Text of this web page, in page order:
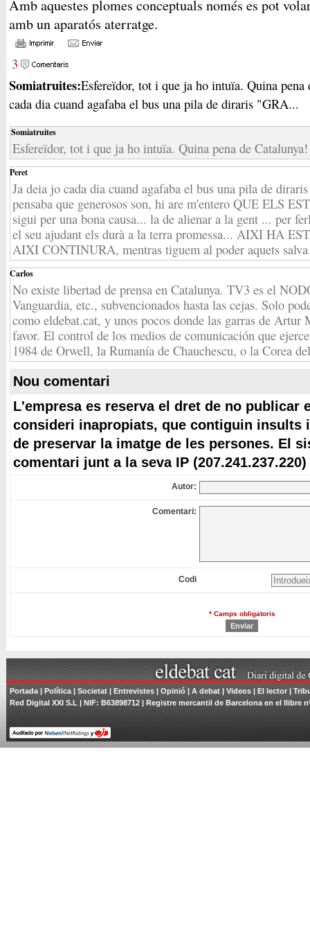
Amb aquestes plomes conceptuals només es pot
amb un aparatós aterratge.
3
Somiatruites:Esfereïdor, tot i que ja ho intuïa. Quina pena
cada dia cuand agafaba el bus una pila de diraris "GRA...
Somiatruites
Esfereïdor, tot i que ja ho intuïa. Quina pena de Catalunya!
Peret
Ja deia jo cada dia cuand agafaba el bus una pila de
pensaba que generosos son, hi are m'entero QUE ELS
sigui per una bona causa... la de alienar a la gent ... per
el seu ajudant els durà a la terra promessa... AIXI HA
AIXI CONTINURA, mentras tiguem al poder aquets
Carlos
No existe libertad de prensa en Catalunya. TV3 es el
Vanguardia, etc., subvencionados hasta las cejas. Solo
como eldebat.cat, y unos pocos donde las garras de Artur
favor. El control de los medios de comunicación que
1984 de Orwell, la Rumanía de Chauchescu, o la Corea
Nou comentari
L'empresa es reserva el dret de no publicar
consideri inapropiats, que contiguin insults
de preservar la imatge de les persones. El
comentari junt a la seva IP (207.241.237.220)
Autor:
Comentari:
Codi
* Camps obligatoris
Portada|Política|Societat|Entrevistes|Opinió|A debat|Videos|El lector|
Red Digital XXI S.L | NIF: B63898712 | Registre mercantil de Barcelona en el llibre